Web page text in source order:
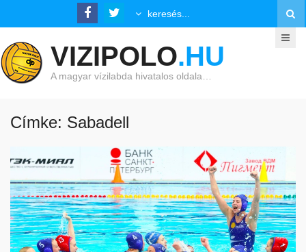
VIZIPOLO.HU
A magyar vízilabda hivatalos oldala…
Címke: Sabadell